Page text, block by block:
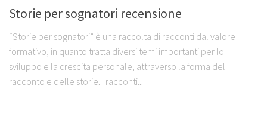
Storie per sognatori recensione
“Storie per sognatori” è una raccolta di racconti dal valore
formativo, in quanto tratta diversi temi importanti per lo
sviluppo e la crescita personale, attraverso la forma del
racconto e delle storie. I racconti...